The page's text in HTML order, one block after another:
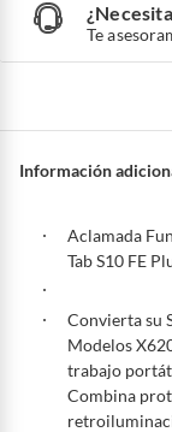
Te
hacer una devolución.
otras con
Productos vendidos
48 horas:
productos para
7 días:
Productos vendidos
Información
Aclamada
Tab S10 FE
Convierta su
Modelos
trabajo
Combina